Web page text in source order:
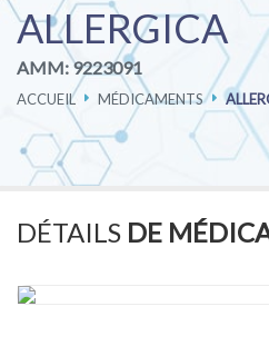
LABORATOIRES GALPHARMA
PRODUITS
PHARMACOVIGILANCE
ALLERGICA
AMM: 9223091
ACCUEIL MÉDICAMENTS
DÉTAILS DE